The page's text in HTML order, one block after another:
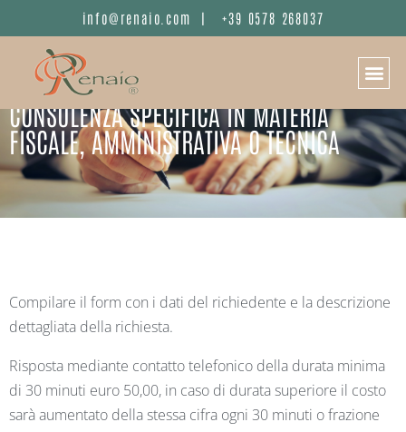
info@renaio.com |+39 0578 268037
CONSULENZA SPECIFICA IN MATERIA
FISCALE, AMMINISTRATIVA O TECNICA
Compilare il form con i dati del richiedente e la descrizione
dettagliata della richiesta.
Risposta mediante contatto telefonico della durata minima
di 30 minuti euro 50,00, in caso di durata superiore il costo
sarà aumentato della stessa cifra ogni 30 minuti o frazione